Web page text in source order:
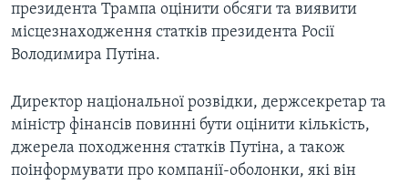
президента Трампа оцінити обсяги та виявити
місцезнаходження статків президента Росії
Володимира Путіна.
Директор національної розвідки, держсекретар та
міністр фінансів повинні бути оцінити кількість,
джерела походження статків Путіна, а також
поінформувати про компанії-оболонки, які він